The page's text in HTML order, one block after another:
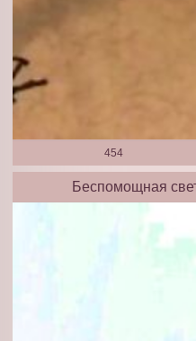
454
Беспомощная